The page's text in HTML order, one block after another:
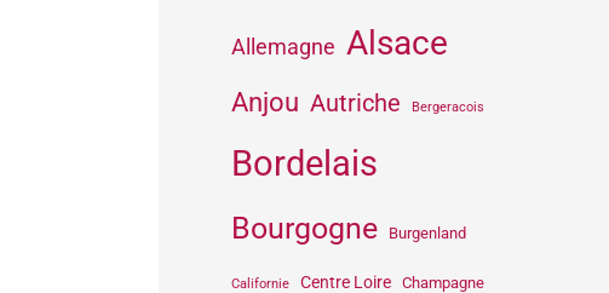
Allemagne Alsace
Anjou Autriche Bergeracois
Bordelais
Bourgogne Burgenland
Californie Centre Loire Champagne